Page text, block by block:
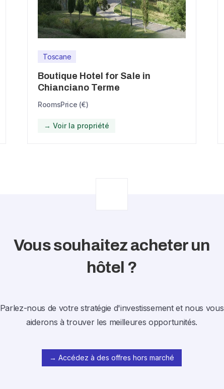
Toscane
Boutique Hotel for Sale in
Chianciano Terme
RoomsPrice (€)
→ Voir la propriété
Vous souhaitez acheter un
hôtel ?
Parlez-nous de votre stratégie d'investissement et nous vous
aiderons à trouver les meilleures opportunités.
→ Accédez à des offres hors marché